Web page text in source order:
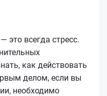
это всегда стресс.
как действовать
делом, если вы
необходимо